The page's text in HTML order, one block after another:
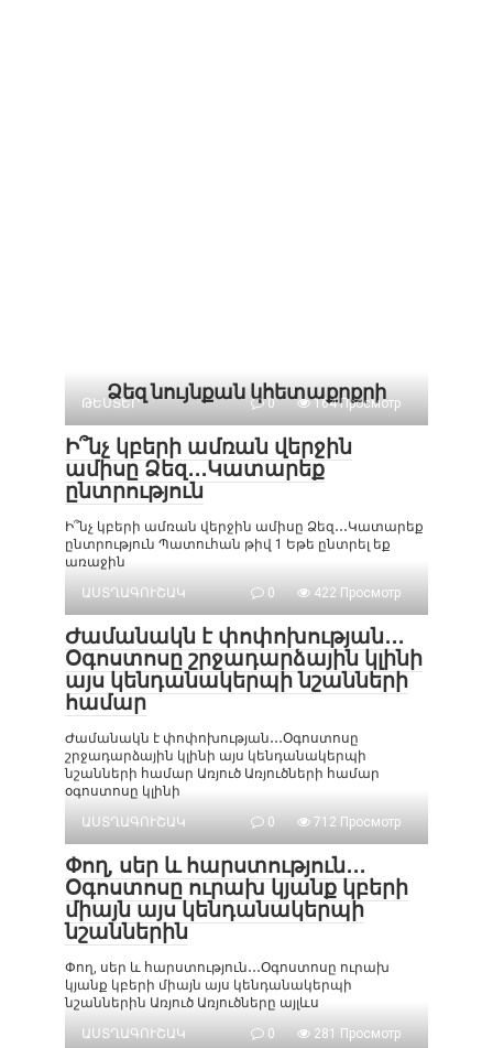
Ձեզ նույնքան կհետաքրքրի
ԹԵՍՏԵՐ 0 164 Просмотр
Ի՞նչ կբերի ամռան վերջին
ամիսը Ձեզ․․․Կատարեք
ընտրություն
Ի՞նչ կբերի ամռան վերջին ամիսը Ձեզ․․․Կատարեք
ընտրություն Պատուհան թիվ 1 Եթե ընտրել եք
առաջին
ԱՍՏՂԱԳՈՒՇԱԿ
0 422 Просмотр
Ժամանակն է փոփոխության․․․
Օգոստոսը շրջադարձային կլինի
այս կենդանակերպի նշանների
համար
Ժամանակն է փոփոխության․․․Օգոստոսը
շրջադարձային կլինի այս կենդանակերպի
նշանների համար Առյուծ Առյուծների համար
օգոստոսը կլինի
ԱՍՏՂԱԳՈՒՇԱԿ
0 712 Просмотр
Փող, սեր և հարստություն․․․
Օգոստոսը ուրախ կյանք կբերի
միայն այս կենդանակերպի
նշաններին
Փող, սեր և հարստություն․․․Օգոստոսը ուրախ
կյանք կբերի միայն այս կենդանակերպի
նշաններին Առյուծ Առյուծները այլևս
ԱՍՏՂԱԳՈՒՇԱԿ
0 281 Просмотр